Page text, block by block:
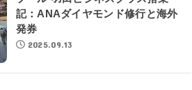
記：ANAダイヤモンド修行と海外
発券
2025.09.13